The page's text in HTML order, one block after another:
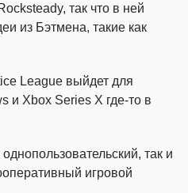
так что в ней
из Бэтмена, такие как
League выйдет для
и Xbox Series X где-то в
так и
игровой